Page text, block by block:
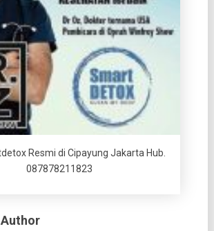
Resmi di Cipayung Jakarta Hub.
087878211823